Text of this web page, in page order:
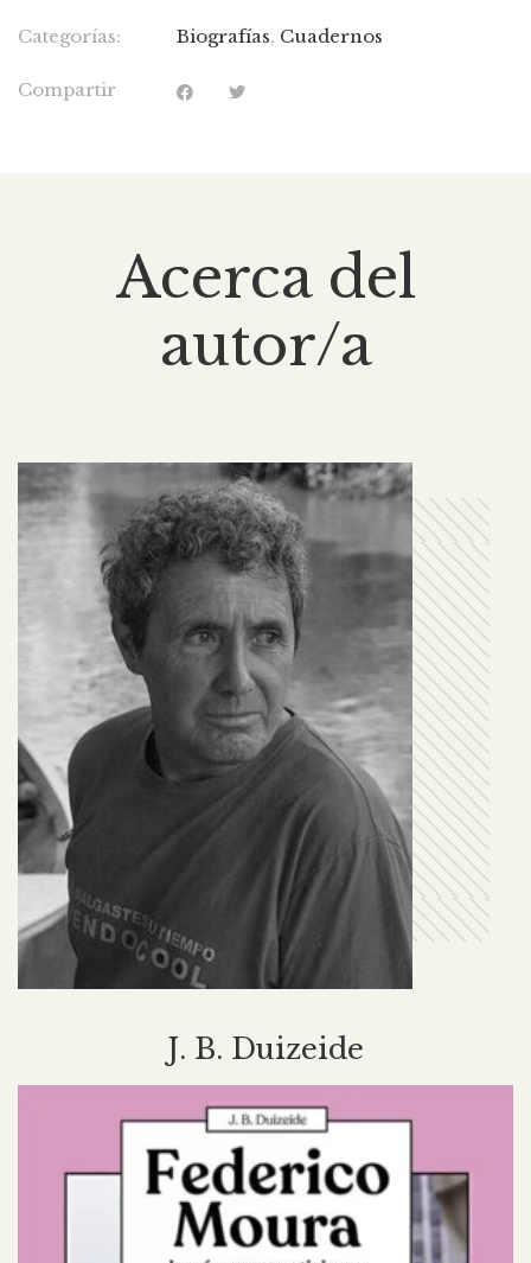
Categorías: Biografías, Cuadernos
Compartir
Acerca del
autor/a
J. B. Duizeide